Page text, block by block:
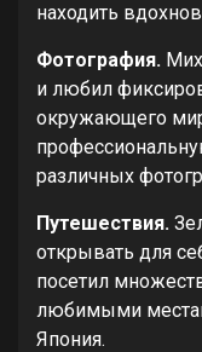
находить
Фотография.
и любил
окружающего
различных
Путешествия.
открывать для
посетил
любимыми
Япония.